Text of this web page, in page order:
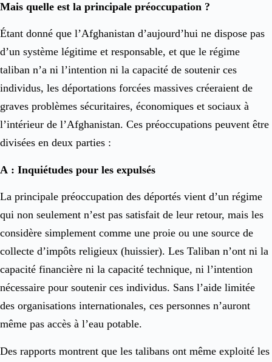
Mais quelle est la principale préoccupation ?
Étant donné que l’Afghanistan d’aujourd’hui ne dispose pas
d’un système légitime et responsable, et que le régime
taliban n’a ni l’intention ni la capacité de soutenir ces
individus, les déportations forcées massives créeraient de
graves problèmes sécuritaires, économiques et sociaux à
l’intérieur de l’Afghanistan. Ces préoccupations peuvent être
divisées en deux parties :
A : Inquiétudes pour les expulsés
La principale préoccupation des déportés vient d’un régime
qui non seulement n’est pas satisfait de leur retour, mais les
considère simplement comme une proie ou une source de
collecte d’impôts religieux (huissier). Les Taliban n’ont ni la
capacité financière ni la capacité technique, ni l’intention
nécessaire pour soutenir ces individus. Sans l’aide limitée
des organisations internationales, ces personnes n’auront
même pas accès à l’eau potable.
Des rapports montrent que les talibans ont même exploité les